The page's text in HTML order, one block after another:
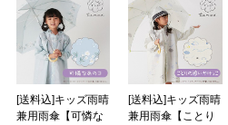
[送料込]キッズ雨晴
兼用雨傘【可憐な
[送料込]キッズ雨晴
兼用雨傘【ことり